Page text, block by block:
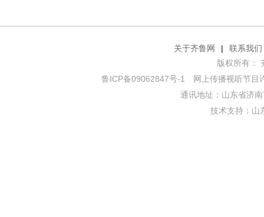
关于齐鲁网 |
联系我们
版权所有：
鲁ICP备09062847号-1
网上传播视听节目
通讯地址：山东省济
技术支持： 山